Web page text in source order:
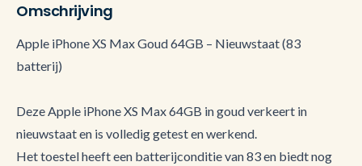
Omschrijving
Apple iPhone XS Max Goud 64GB – Nieuwstaat (83
batterij)
Deze Apple iPhone XS Max 64GB in goud verkeert in
nieuwstaat en is volledig getest en werkend.
Het toestel heeft een batterijconditie van 83 en biedt nog